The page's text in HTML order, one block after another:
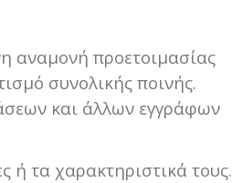
αναμονή προετοιμασίας
συνολικής ποινής.
και άλλων εγγράφων
ή τα χαρακτηριστικά τους.